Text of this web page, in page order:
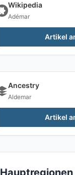
Wikipedia
Adémar
Artikel
Ancestry
Aldemar
Artikel
Hauptregionen